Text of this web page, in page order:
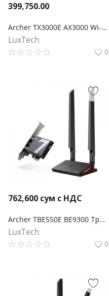
399,750.00
Archer TX3000E AX3000 Wi-Fi 6 Bluetooth 5.0 адаптер PCI Express
LuxTech
0
762,600 сум с НДС
Archer TBE550E BE9300 Трехдиапазонный беспроводной PCI Express-адаптер Wi-Fi 7 с поддержкой Bluetooth 5.4
LuxTech
0